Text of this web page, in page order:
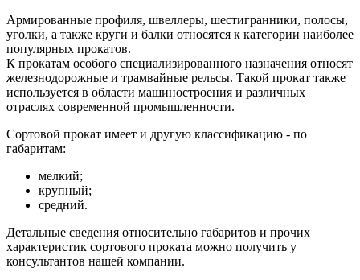
Армированные профиля, швеллеры, шестигранники, полосы,
уголки, а также круги и балки относятся к категории наиболее
популярных прокатов.
К прокатам особого специализированного назначения относят
железнодорожные и трамвайные рельсы. Такой прокат также
используется в области машиностроения и различных
отраслях современной промышленности.
Сортовой прокат имеет и другую классификацию - по
габаритам:
мелкий;
крупный;
средний.
Детальные сведения относительно габаритов и прочих
характеристик сортового проката можно получить у
консультантов нашей компании.